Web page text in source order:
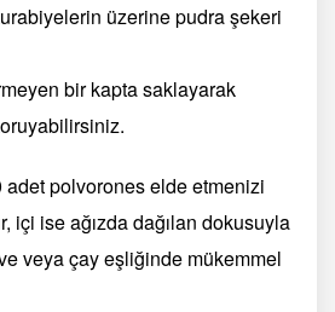
üzerine pudra şekeri
bir kapta saklayarak
adet polvorones elde etmenizi
içi ise ağızda dağılan dokusuyla
veya çay eşliğinde mükemmel